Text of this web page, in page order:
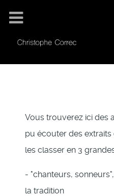
Vous trouverez ici des
pu écouter des extraits
les classer en 3
- "chanteurs,
la tradition